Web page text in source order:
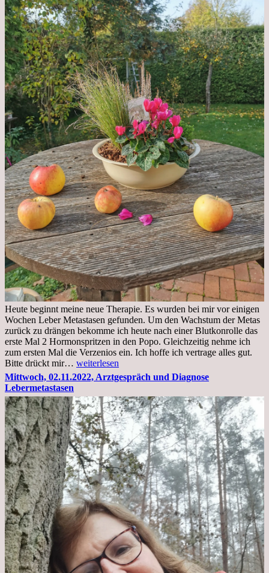
Heute beginnt meine neue Therapie. Es wurden bei mir vor einigen
Wochen Leber Metastasen gefunden. Um den Wachstum der Metas
zurück zu drängen bekomme ich heute nach einer Blutkonrolle das
erste Mal 2 Hormonspritzen in den Popo. Gleichzeitig nehme ich
zum ersten Mal die Verzenios ein. Ich hoffe ich vertrage alles gut.
Bitte drückt mir… Mittwoch,
09.11.2022
weiterlesen
Mittwoch, 02.11.2022, Arztgespräch und Diagnose
Lebermetastasen